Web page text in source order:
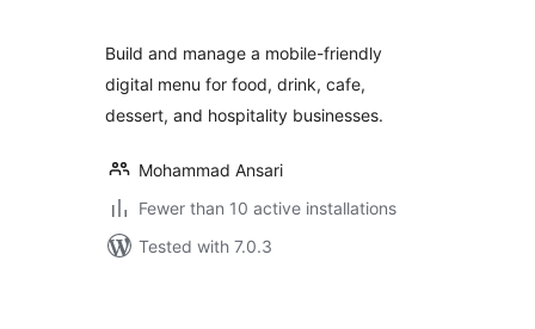
Build and manage a mobile-friendly
digital menu for food, drink, cafe,
dessert, and hospitality businesses.
Mohammad Ansari
Fewer than 10 active installations
Tested with 7.0.3